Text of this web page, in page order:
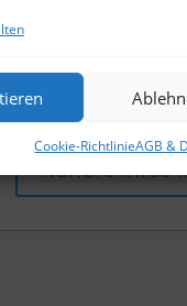
Cookie-RichtlinieAGB &
Nähere Infos